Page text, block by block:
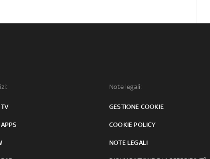
Note legali:
GESTIONE COOKIE
COOKIE POLICY
NOTE LEGALI